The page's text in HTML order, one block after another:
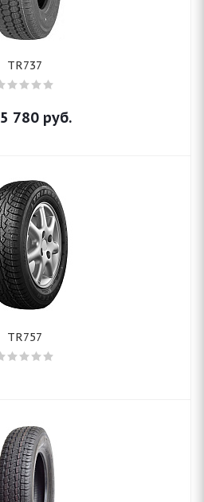
TR737
5 780руб.
TR757